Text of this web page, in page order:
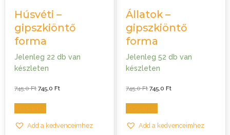
Húsvéti –
gipszkiöntő
forma
Jelenleg 22 db van
készleten
745,0FtOriginal
price
745,0 Ft.
745,0FtCurrent
Kosárba
Add a kedvenceimhez
Állatok –
gipszkiöntő
forma
Jelenleg 52 db van
készleten
745,0FtOriginal
price
745,0 Ft.
745,0FtCurrent
Kosárba
Add a kedvenceimhez